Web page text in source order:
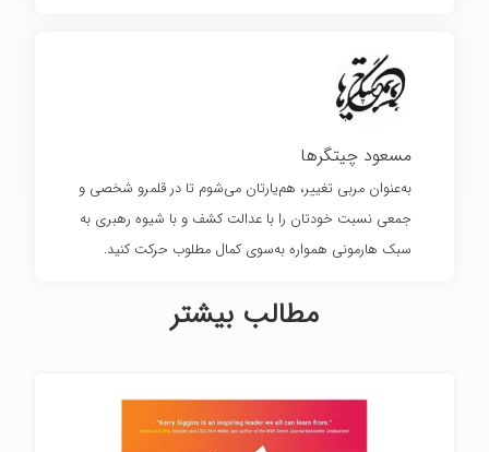
مسعود چیتگرها
به‌عنوان مربی تغییر، هم‌یارتان می‌شوم تا در قلمرو شخصی و
جمعی نسبت خودتان را با عدالت کشف و با شیوه رهبری به
سبک هارمونی همواره به‌سوی کمال مطلوب حرکت کنید.
مطالب بیشتر